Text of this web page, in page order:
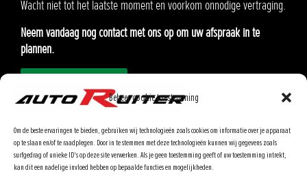
Beheer cookie toestemming
Om de beste ervaringen te bieden, gebruiken wij technologieën zoals cookies om informatie over je apparaat
op te slaan en/of te raadplegen. Door in te stemmen met deze technologieën kunnen wij gegevens zoals
surfgedrag of unieke ID's op deze site verwerken. Als je geen toestemming geeft of uw toestemming intrekt,
kan dit een nadelige invloed hebben op bepaalde functies en mogelijkheden.
BTW: NL865.370862.B01
Modellen
Onderhoud inplannen
Airbagterugroepactie
Klantenportaal
Wacht niet tot het laatste moment en voorkom onnodige vertraging.
Neem vandaag nog contact met ons op om uw afspraak in te
plannen.